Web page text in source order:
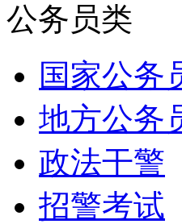
公务员类
国家公务
地方公务
政法干警
招警考试